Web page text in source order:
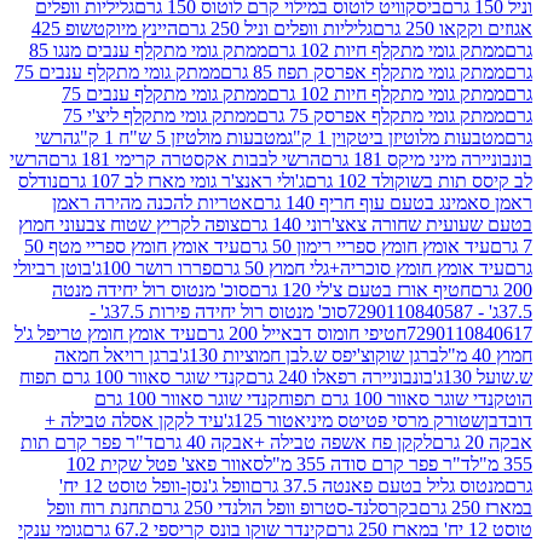
ביסקוויט לוטוס במילוי קרם לוטוס 150 גרם
גליליות וופלים
גרם
גליליות וופלים וניל 250 גרם
היינץ מיוקטשופ 425
מתקלף חיות 102 גרם
ממתק גומי מתקלף ענבים מנגו 85
מתקלף אפרסק תפוז 85 גרם
ממתק גומי מתקלף ענבים 75
מתקלף חיות 102 גרם
ממתק גומי מתקלף ענבים 75
מתקלף אפרסק 75 גרם
ממתק גומי מתקלף ליצ'י 75
ביטקוין 1 ק"ג
מטבעות מולטיזן 5 ש"ח 1 ק"ג
הרשי
מיקס 181 גרם
הרשי לבבות אקסטרה קרימי 181 גרם
הרשי
102 גרם
ג'ולי ראנצ'ר גומי מארז לב 107 גרם
נודלס
עוף חריף 140 גרם
אטריות להכנה מהירה ראמן
שחורה צאצ'רוני 140 גרם
צופה לקריץ שטוח צבעוני חמוץ
חומץ ספריי רימון 50 גרם
עיד אומץ חומץ ספריי מטף 50
חומץ סוכריה+גלי חמוץ 50 גרם
פררו רושר 100ג'
בוטן רביולי
אורז בטעם צ'לי 120 גרם
סוכ' מנטוס רול יחידה מנטה
סוכ' מנטוס רול יחידה פירות 37.5ג' -
חטיפי חומוס דבאייל 200 גרם
עיד אומץ חומץ טריפל ג'ל
ברגן שוקוצ'יפס ש.לבן חמוציות 130ג'
ברגן רויאל חמאה
בונבוניירה רפאלו 240 גרם
קנדי שוגר סאוור 100 גרם תפוח
100 גרם תפוח
קנדי שוגר סאוור 100 גרם
מרסי פטיטס מיניאטור 125ג'
עיד לקקן אסלה טבילה +
לקקן פח אשפה טבילה +אבקה 40 גרם
ד"ר פפר קרם תות
פפר קרם סודה 355 מ"ל
סאוור פאצ' פטל שקית 102
בטעם פאנטה 37.5 גרם
וופל ג'נסן-וופל טוסט 12 יח'
בקרסלנד-סטרופ וופל הולנדי 250 גרם
תחנת רוח וופל
קינדר שוקו בונס קריספי 67.2 גרם
גומי ענקי